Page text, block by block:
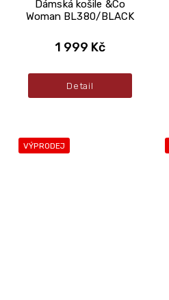
Dámská košile &Co
Woman BL380/BLACK
1 999 Kč
Detail
VÝPRODEJ